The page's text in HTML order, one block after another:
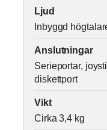
Ljud
Inbyggd
Anslutningar
Serieportar,
diskettport
Vikt
Cirka 3,4 kg